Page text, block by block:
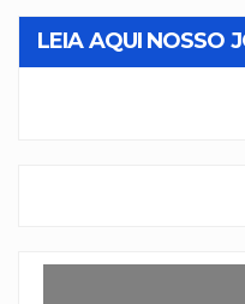
LEIA AQUI NOSSO